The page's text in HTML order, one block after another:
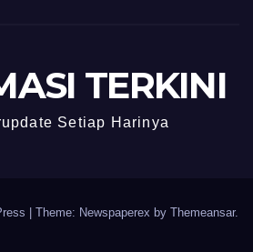
TERKINI
Setiap Harinya
Theme: Newspaperex by Themeansar.